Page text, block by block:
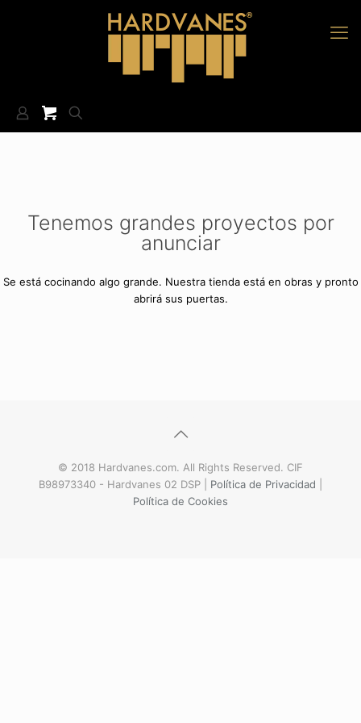
Tenemos grandes proyectos por
anunciar
Se está cocinando algo grande. Nuestra tienda está en obras y pronto
abrirá sus puertas.
© 2018 Hardvanes.com. All Rights Reserved. CIF
B98973340 - Hardvanes 02 DSP | Política de Privacidad
Política de Cookies